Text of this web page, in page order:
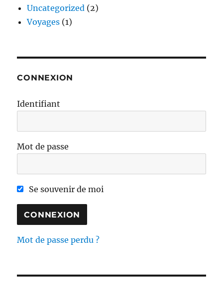
Uncategorized (2)
Voyages (1)
CONNEXION
Identifiant
Mot de passe
Se souvenir de moi
Mot de passe perdu ?